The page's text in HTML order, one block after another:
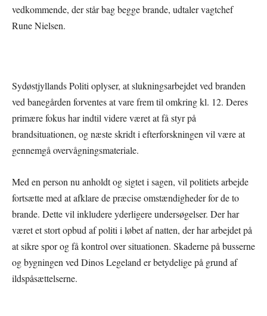
vedkommende, der står bag begge brande, udtaler vagtchef
Rune Nielsen.
Sydøstjyllands Politi oplyser, at slukningsarbejdet ved branden
ved banegården forventes at vare frem til omkring kl. 12. Deres
primære fokus har indtil videre været at få styr på
brandsituationen, og næste skridt i efterforskningen vil være at
gennemgå overvågningsmateriale.
Med en person nu anholdt og sigtet i sagen, vil politiets arbejde
fortsætte med at afklare de præcise omstændigheder for de to
brande. Dette vil inkludere yderligere undersøgelser. Der har
været et stort opbud af politi i løbet af natten, der har arbejdet på
at sikre spor og få kontrol over situationen. Skaderne på busserne
og bygningen ved Dinos Legeland er betydelige på grund af
ildspåsættelserne.